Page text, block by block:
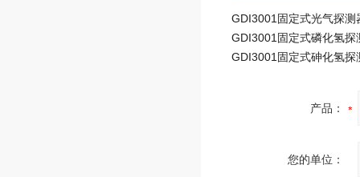
GDI3001固定式光气探测
GDI3001固定式磷化氢探
GDI3001固定式砷化氢探
产品：
您的单位：